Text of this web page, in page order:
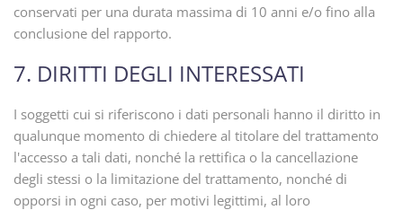
conservati per una durata massima di 10 anni e/o fino alla
conclusione del rapporto.
7. DIRITTI DEGLI INTERESSATI
I soggetti cui si riferiscono i dati personali hanno il diritto in
qualunque momento di chiedere al titolare del trattamento
l'accesso a tali dati, nonché la rettifica o la cancellazione
degli stessi o la limitazione del trattamento, nonché di
opporsi in ogni caso, per motivi legittimi, al loro